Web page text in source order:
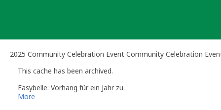
2025 Community Celebration Event Community Celebration
This cache has been archived.
Easybelle: Vorhang für ein Jahr zu.
More